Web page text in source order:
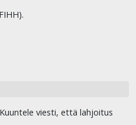
viesti, että lahjoitus